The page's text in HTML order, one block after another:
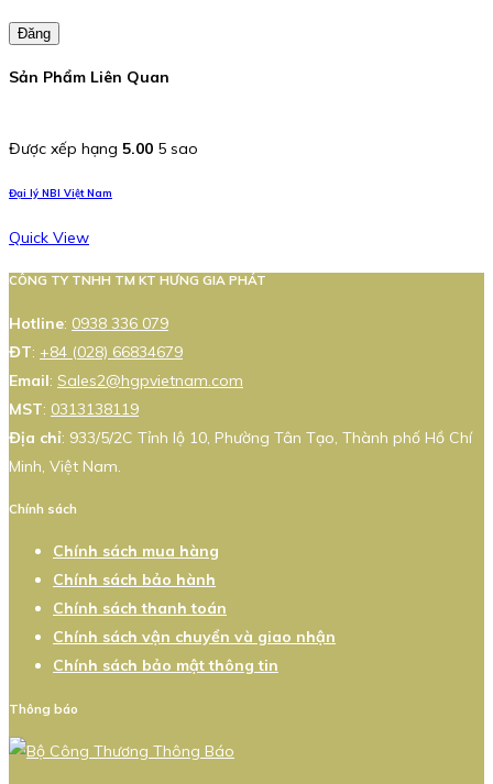
Đăng
Sản Phẩm Liên Quan
Được xếp hạng 5.00 5 sao
Đại lý NBI Việt Nam
Quick View
CÔNG TY TNHH TM KT HƯNG GIA PHÁT
Hotline: 0938 336 079
ĐT: +84 (028) 66834679
Email: Sales2@hgpvietnam.com
MST: 0313138119
Địa chỉ: 933/5/2C Tỉnh lộ 10, Phường Tân Tạo, Thành phố Hồ Chí
Minh, Việt Nam.
Chính sách
Chính sách mua hàng
Chính sách bảo hành
Chính sách thanh toán
Chính sách vận chuyển và giao nhận
Chính sách bảo mật thông tin
Thông báo